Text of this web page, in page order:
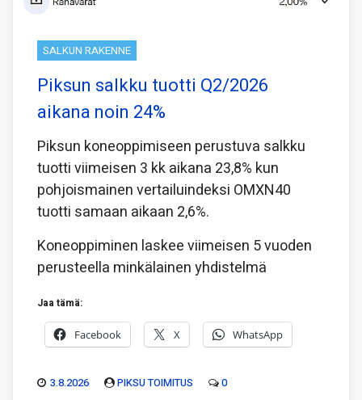
SALKUN RAKENNE
Piksun salkku tuotti Q2/2026
aikana noin 24%
Piksun koneoppimiseen perustuva salkku
tuotti viimeisen 3 kk aikana 23,8% kun
pohjoismainen vertailuindeksi OMXN40
tuotti samaan aikaan 2,6%.
Koneoppiminen laskee viimeisen 5 vuoden
perusteella minkälainen yhdistelmä
Jaa tämä:
Facebook X WhatsApp
3.8.2026 PIKSU TOIMITUS 0